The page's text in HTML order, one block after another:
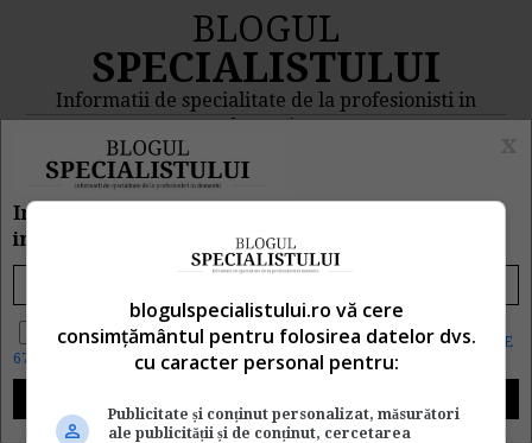
BLOGUL
SPECIALISTULUI
Informatii de specialitate de la profesionisti in
domeniu
MENIU
Rezultat cautare
"eficienta hr"
hr" a returnat 1 articole.
Inscrie e-mailul tau pentru a primi zilnic
informatii despre CE, CAND si CUM s-a intamplat
Da, vreau informatii despre produsele Rentrop&Straton. Sunt de
acord ca datele personale sa fie prelucrate conformRegulamentul UE
679/2016
blogulspecialistului.ro vă cere
consimțământul pentru folosirea datelor dvs.
cu caracter personal pentru:
Publicitate și conținut personalizat, măsurători
ale publicității și de conținut, cercetarea